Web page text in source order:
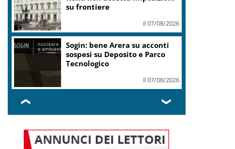
il 07/08/2026
“We are italians”: Saturnino e
Ray Gelato ospiti The Italian
Society
❮ ❯